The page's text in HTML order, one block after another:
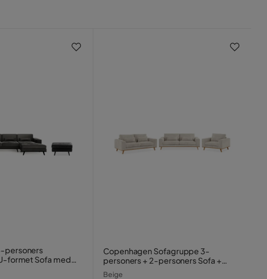
personers
formet Sofa med
i Fløjl
Copenhagen Sofagruppe 3-
personers + 2-personers Sofa +
Lænestol i Manchester
Beige